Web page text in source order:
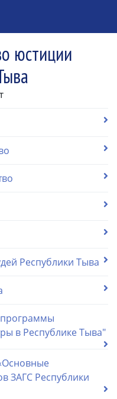
юстиции
Республики Тыва
программы
в Республике Тыва"
ЗАГС Республики